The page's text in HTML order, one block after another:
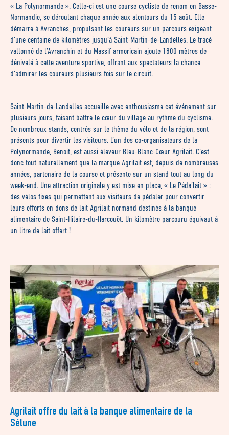
« La Polynormande ». Celle-ci est une course cycliste de renom en Basse-
Normandie, se déroulant chaque année aux alentours du 15 août. Elle
démarre à Avranches, propulsant les coureurs sur un parcours exigeant
d’une centaine de kilomètres jusqu’à Saint-Martin-de-Landelles. Le tracé
vallonné de l’Avranchin et du Massif armoricain ajoute 1800 mètres de
dénivelé à cette aventure sportive, offrant aux spectateurs la chance
d’admirer les coureurs plusieurs fois sur le circuit.
Saint-Martin-de-Landelles accueille avec enthousiasme cet événement sur
plusieurs jours, faisant battre le cœur du village au rythme du cyclisme.
De nombreux stands, centrés sur le thème du vélo et de la région, sont
présents pour divertir les visiteurs. L’un des co-organisateurs de la
Polynormande, Benoit, est aussi éleveur Bleu-Blanc-Cœur Agrilait. C’est
donc tout naturellement que la marque Agrilait est, depuis de nombreuses
années, partenaire de la course et présente sur un stand tout au long du
week-end. Une attraction originale y est mise en place, « Le Péda’lait » :
des vélos fixes qui permettent aux visiteurs de pédaler pour convertir
leurs efforts en dons de lait Agrilait normand destinés à la banque
alimentaire de Saint-Hilaire-du-Harcouët. Un kilomètre parcouru équivaut à
un litre de lait offert !
Agrilait offre du lait à la banque alimentaire de la
Sélune